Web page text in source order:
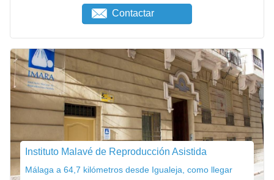
Contactar
Instituto Malavé de Reproducción Asistida
Málaga a 64,7 kilómetros desde Igualeja, como llegar